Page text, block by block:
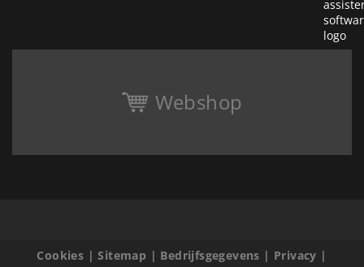
Webshop
Cookies |Sitemap | Bedrijfsgegevens | Privacy |